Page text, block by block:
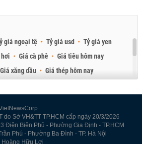
giá ngoại tệ Tỷ giá usd
Tỷ giá yen
Giá cà phê
Giá tiêu hôm nay
Giá xăng dầu
Giá thép hôm nay
do Sở VH&TT TP.HCM cấp ngày 20/3/2026
Điện Biên Phủ - Phường Gia Định - TP.HCM
Phú - Phường Ba Đình - TP. Hà Nội
Hoàng Hữu Lợi